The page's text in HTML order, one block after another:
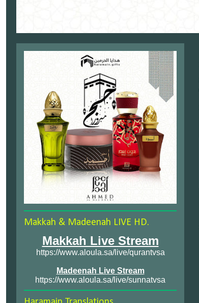
Makkah & Madeenah LIVE HD.
Makkah Live Stream
https://www.aloula.sa/live/qurantvsa
Madeenah Live Stream
https://www.aloula.sa/live/sunnatvsa